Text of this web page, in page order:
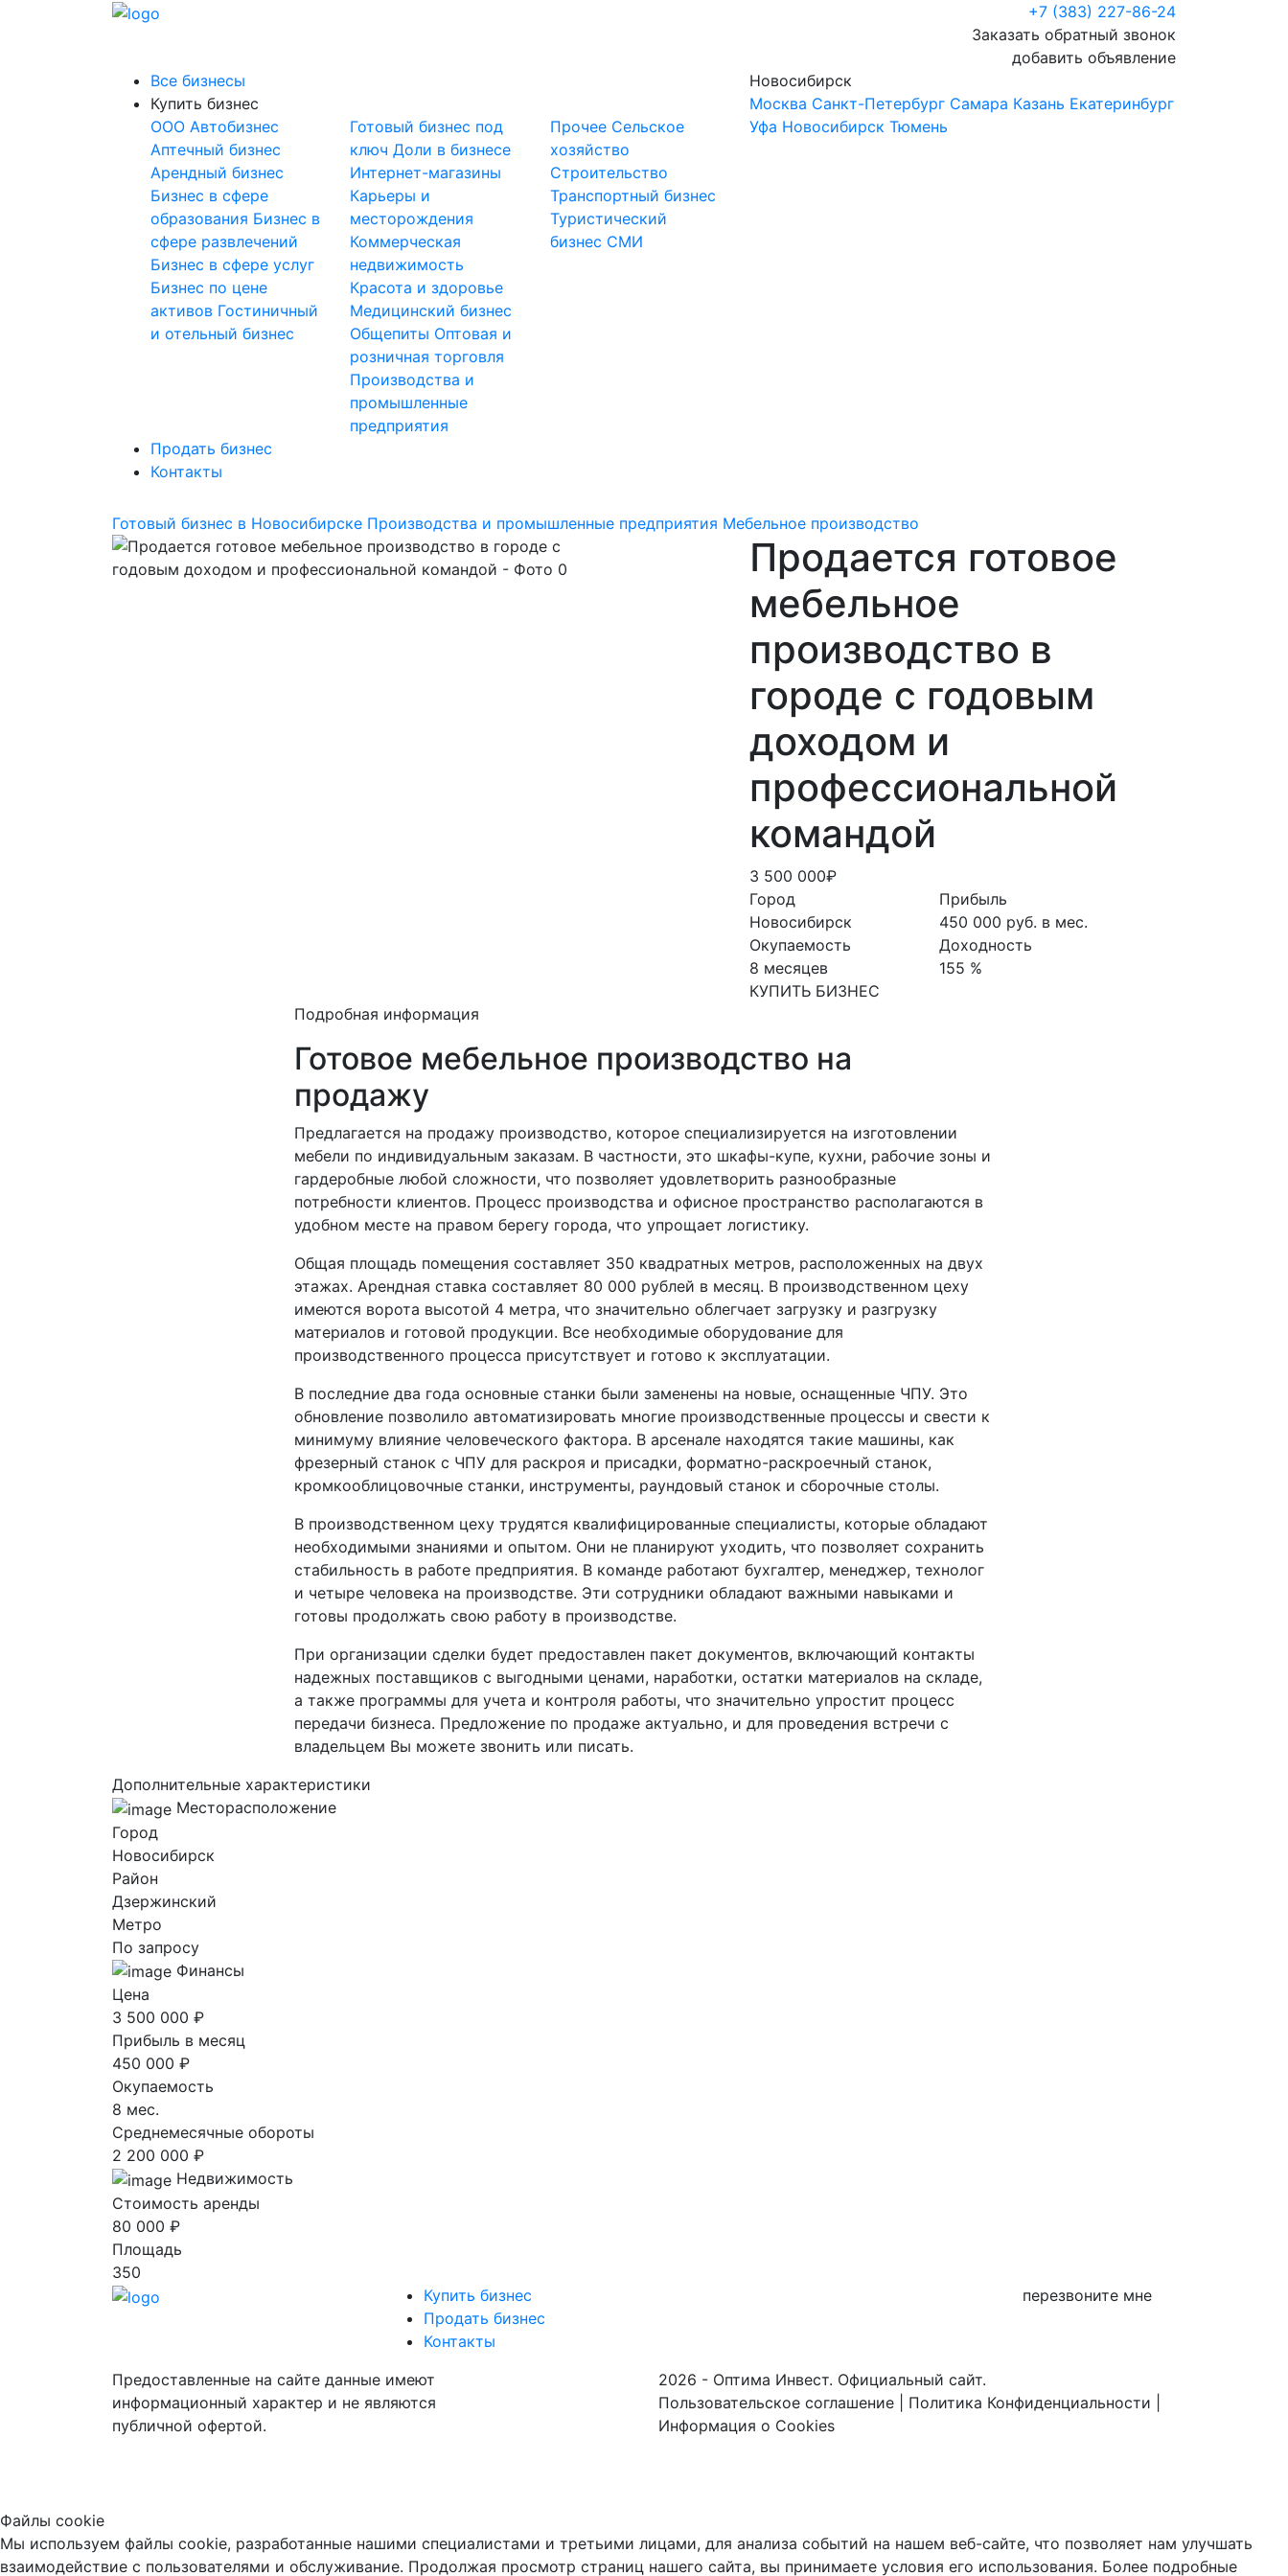
+7 (383) 227-86-24
Заказать обратный звонок
добавить объявление
Все бизнесы
Купить бизнес
OOO Автобизнес
Аптечный бизнес
Арендный бизнес
Бизнес в сфере
образования Бизнес в
сфере развлечений
Бизнес в сфере услуг
Бизнес по цене
активов Гостиничный
и отельный бизнес
Готовый бизнес под
ключДоли в бизнесе
Интернет-магазины
Карьеры и
месторождения
Коммерческая
недвижимость
Красота и здоровье
Медицинский бизнес
Общепиты Оптовая и
розничная торговля
Производства и
промышленные
предприятия
Прочее Сельское
хозяйство
Строительство
Транспортный бизнес
Туристический
бизнес СМИ
Продать бизнес
Контакты
Новосибирск
Москва Санкт-Петербург Самара Казань Екатеринбург
Уфа Новосибирск Тюмень
Готовый бизнес в Новосибирске Производства и промышленные предприятия Мебельное производство
Продается готовое
мебельное
производство в
городе с годовым
доходом и
профессиональной
командой
3 500 000₽
Город
Новосибирск
Окупаемость
8 месяцев
КУПИТЬ БИЗНЕС
Прибыль
450 000 руб. в мес.
Доходность
155 %
Подробная информация
Готовое мебельное производство на
продажу
Предлагается на продажу производство, которое специализируется на изготовлении
мебели по индивидуальным заказам. В частности, это шкафы-купе, кухни, рабочие зоны и
гардеробные любой сложности, что позволяет удовлетворить разнообразные
потребности клиентов. Процесс производства и офисное пространство располагаются в
удобном месте на правом берегу города, что упрощает логистику.
Общая площадь помещения составляет 350 квадратных метров, расположенных на двух
этажах. Арендная ставка составляет 80 000 рублей в месяц. В производственном цеху
имеются ворота высотой 4 метра, что значительно облегчает загрузку и разгрузку
материалов и готовой продукции. Все необходимые оборудование для
производственного процесса присутствует и готово к эксплуатации.
В последние два года основные станки были заменены на новые, оснащенные ЧПУ. Это
обновление позволило автоматизировать многие производственные процессы и свести к
минимуму влияние человеческого фактора. В арсенале находятся такие машины, как
фрезерный станок с ЧПУ для раскроя и присадки, форматно-раскроечный станок,
кромкооблицовочные станки, инструменты, раундовый станок и сборочные столы.
В производственном цеху трудятся квалифицированные специалисты, которые обладают
необходимыми знаниями и опытом. Они не планируют уходить, что позволяет сохранить
стабильность в работе предприятия. В команде работают бухгалтер, менеджер, технолог
и четыре человека на производстве. Эти сотрудники обладают важными навыками и
готовы продолжать свою работу в производстве.
При организации сделки будет предоставлен пакет документов, включающий контакты
надежных поставщиков с выгодными ценами, наработки, остатки материалов на складе,
а также программы для учета и контроля работы, что значительно упростит процесс
передачи бизнеса. Предложение по продаже актуально, и для проведения встречи с
владельцем Вы можете звонить или писать.
Дополнительные характеристики
Месторасположение
Город
Новосибирск
Район
Дзержинский
Метро
По запросу
Финансы
Цена
3 500 000 ₽
Прибыль в месяц
450 000 ₽
Окупаемость
8 мес.
Среднемесячные обороты
2 200 000 ₽
Недвижимость
Стоимость аренды
80 000 ₽
Площадь
350
Купить бизнес
Продать бизнес
Контакты
перезвоните мне
Предоставленные на сайте данные имеют
информационный характер и не являются
публичной офертой.
2026 - Оптима Инвест. Официальный сайт.
Пользовательское соглашение
Политика Конфиденциальности
Информация о Cookies
Файлы cookie
Мы используем файлы cookie, разработанные нашими специалистами и третьими лицами, для анализа событий на нашем веб-сайте, что позволяет нам улучшать
взаимодействие с пользователями и обслуживание. Продолжая просмотр страниц нашего сайта, вы принимаете условия его использования. Более подробные